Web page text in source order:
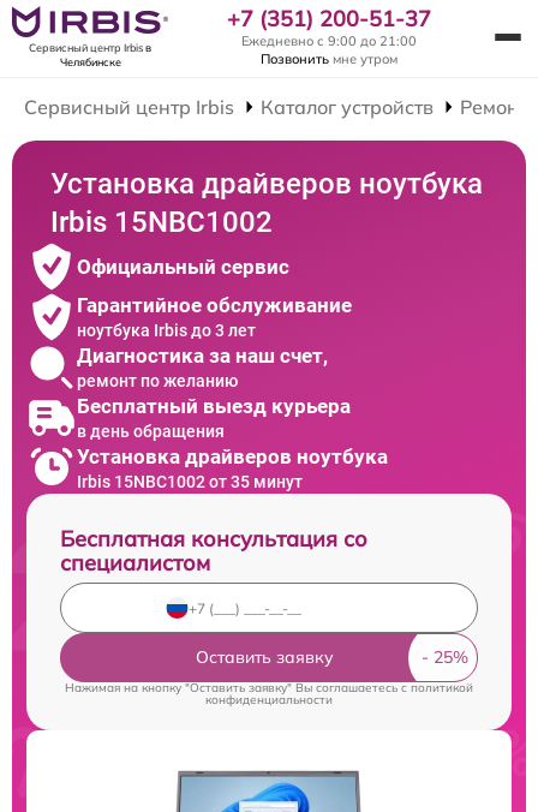
Сервисный центр Irbisв
Челябинске
+7 (351) 200-51-37
Ежедневно с 9:00 до 21:00
Позвонить мне утром
Сервисный центр Irbis Каталог устройств Ремонт
Установка драйверов ноутбука
Irbis 15NBC1002
Официальный сервис
Гарантийное обслуживание
ноутбука Irbis до 3 лет
Диагностика за наш счет,
ремонт по желанию
Бесплатный выезд курьера
в день обращения
Установка драйверов ноутбука
Irbis 15NBC1002 от 35 минут
Бесплатная консультация со
специалистом
Оставить заявку
Нажимая на кнопку "Оставить заявку" Вы соглашаетесь c политикой
конфиденциальности